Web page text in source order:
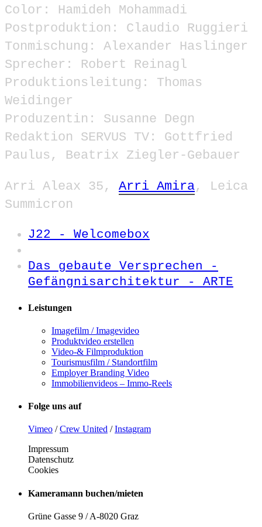
Color: Hamideh Mohammadi
Postproduktion: Claudio Ruggieri
Tonmischung: Alexander Haslinger
Sprecher: Robert Reinagl
Produktionsleitung: Thomas
Weidinger
Produzentin: Susanne Degn
Redaktion SERVUS TV: Gottfried
Paulus, Beatrix Ziegler-Gebauer
Arri Aleax 35, Arri Amira, Leica
Summicron
J22 - Welcomebox
Das gebaute Versprechen -
Gefängnisarchitektur - ARTE
Leistungen
Imagefilm / Imagevideo
Produktvideo erstellen
Video-& Filmproduktion
Tourismusfilm / Standortfilm
Employer Branding Video
Immobilienvideos – Immo-Reels
Folge uns auf
Vimeo /Crew United /Instagram
Impressum
Datenschutz
Cookies
Kameramann buchen/mieten
Grüne Gasse 9 / A-8020 Graz